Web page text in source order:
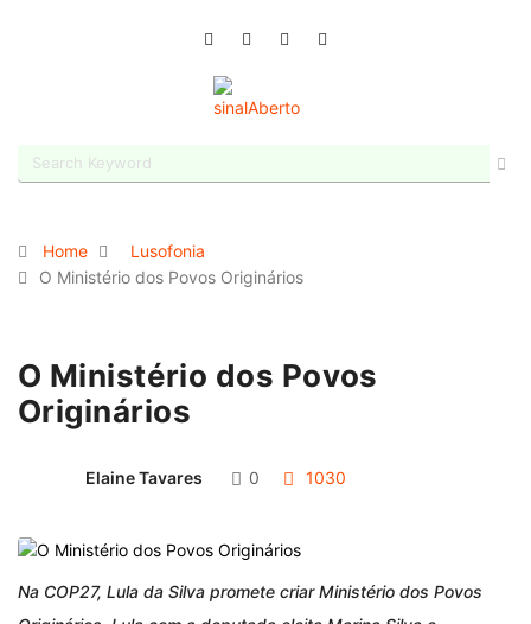
Home
Lusofonia
O Ministério dos Povos Originários
O Ministério dos Povos
Originários
Elaine Tavares 0 1030
Na COP27, Lula da Silva promete criar Ministério dos Povos